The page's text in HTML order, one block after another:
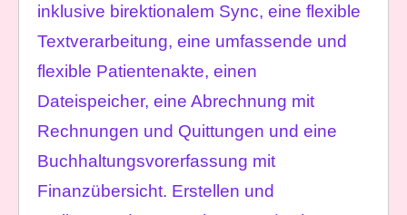
inklusive birektionalem Sync, eine flexible
Textverarbeitung, eine umfassende und
flexible Patientenakte, einen
Dateispeicher, eine Abrechnung mit
Rechnungen und Quittungen und eine
Buchhaltungsvorerfassung mit
Finanzübersicht. Erstellen und